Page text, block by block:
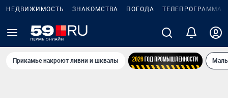
НЕДВИЖИМОСТЬ ЗНАКОМСТВА ПОГОДА ТЕЛЕПРОГРАММА
Прикамье накроют ливни и шквалы